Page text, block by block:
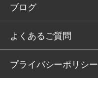
ブログ
よくあるご質問
プライバシーポリシー